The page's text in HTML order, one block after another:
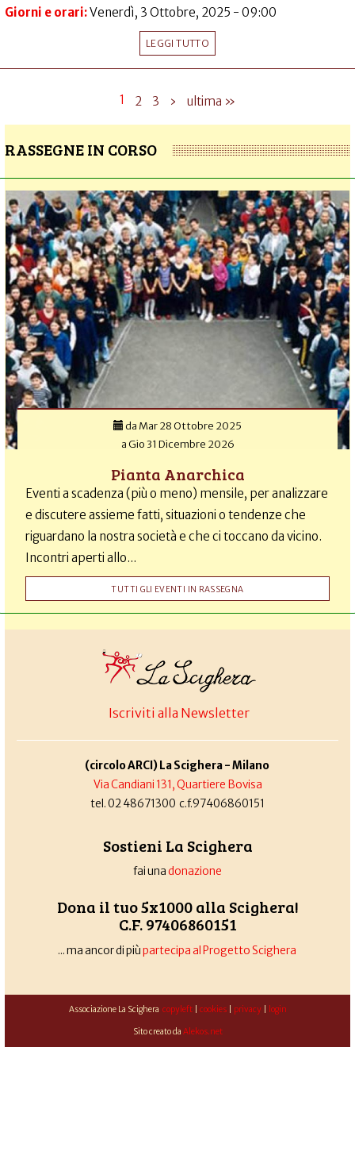
Giorni e orari:Venerdì, 3 Ottobre, 2025 - 09:00
LEGGI TUTTO
1 2 3 › ultima »
RASSEGNE IN CORSO
da Mar 28 Ottobre 2025
aGio 31 Dicembre 2026
Pianta Anarchica
Eventi a scadenza (più o meno) mensile, per analizzare
e discutere assieme fatti, situazioni o tendenze che
riguardano la nostra società e che ci toccano da vicino.
Incontri aperti allo...
TUTTI GLI EVENTI IN RASSEGNA
Iscriviti alla Newsletter
(circolo ARCI) La Scighera - Milano
Via Candiani 131, Quartiere Bovisa
tel. 02 48671300 c.f.97406860151
Sostieni La Scighera
fai unadonazione
Dona il tuo 5x1000 alla Scighera!
C.F. 97406860151
... ma ancor di piùpartecipa al Progetto Scighera
Associazione La Scighera copyleft| cookies| privacy| login
Sito creato da Alekos.net